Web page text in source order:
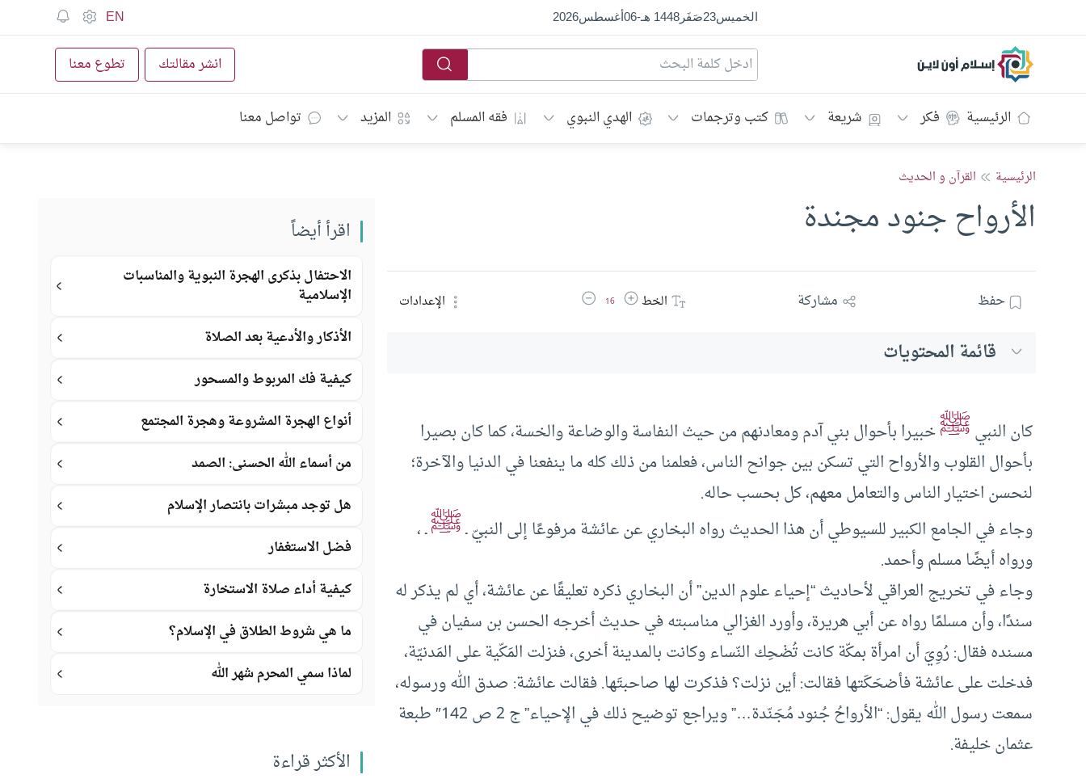
الخميس23صَفَر1448 هـ -
06أغسطس2026
EN
إسلام أون لاين انشر مقالتك تطوع معنا
الرئيسية فكر شريعة كتب وترجمات الهدي النبوي فقه المسلم المزيد تواصل معنا
الرئيسية القرآن و الحديث
الأرواح جنود مجندة
حفظ مشاركة الخطزيادة حجم الخط
16 تقليل حجم الخط الإعدادات
قائمة المحتويات
كان النبيﷺخبيرا بأحوال بني آدم ومعادنهم من حيث النفاسة والوضاعة والخسة، كما كان بصيرا
بأحوال القلوب والأرواح التي تسكن بين جوانح الناس، فعلمنا من ذلك كله ما ينفعنا في الدنيا والآخرة؛
لنحسن اختيار الناس والتعامل معهم، كل بحسب حاله.
وجاء في الجامع الكبير للسيوطي أن هذا الحديث رواه البخاري عن عائشة مرفوعًا إلى النبيّ ـﷺـ ،
ورواه أيضًا مسلم وأحمد.
وجاء في تخريج العراقي لأحاديث “إحياء علوم الدين” أن البخاري ذكره تعليقًا عن عائشة، أي لم يذكر له
سندًا، وأن مسلمًا رواه عن أبي هريرة، وأورد الغزالي مناسبته في حديث أخرجه الحسن بن سفيان في
مسنده فقال: رُوِيَ أن امرأة بمكّة كانت تُضْحِك النّساء وكانت بالمدينة أخرى، فنزلت المَكّية على المَدنيّة،
فدخلت على عائشة فأضحَكَتها فقالت: أين نزلت؟ فذكرت لها صاحبتَها. فقالت عائشة: صدق الله ورسوله،
سمعت رسول الله يقول: “الأرواحُ جُنود مُجَنّدة…” ويراجع توضيح ذلك في الإحياء” ج 2 ص 142″ طبعة
عثمان خليفة.
اقرأ أيضاً
الاحتفال بذكرى الهجرة النبوية والمناسبات
الإسلامية
الأذكار والأدعية بعد الصلاة
كيفية فك المربوط والمسحور
أنواع الهجرة المشروعة وهجرة المجتمع
من أسماء الله الحسنى: الصمد
هل توجد مبشرات بانتصار الإسلام
فضل الاستغفار
كيفية أداء صلاة الاستخارة
ما هي شروط الطلاق في الإسلام؟
لماذا سمي المحرم شهر الله
الأكثر قراءة